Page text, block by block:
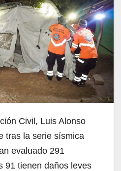
Civil, Luis Alonso
tras la serie sísmica
evaluado 291
91 tienen daños leves